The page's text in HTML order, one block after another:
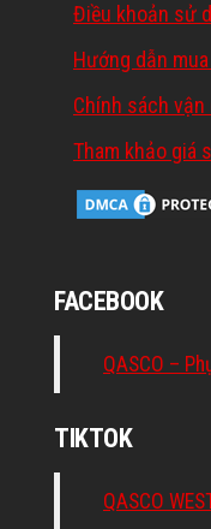
Điều khoản sử
Hướng dẫn
Chính sách vận
Tham khảo giá
FACEBOOK
QASCO –
TIKTOK
QASCO